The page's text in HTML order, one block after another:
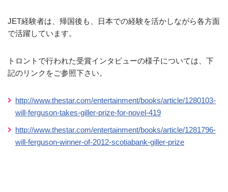
JET経験者は、帰国後も、日本での経験を活かしながら各方面
で活躍しています。
トロントで行われた受賞インタビューの様子については、下
記のリンクをご参照下さい。
http://www.thestar.com/entertainment/books/article/1280103-
will-ferguson-takes-giller-prize-for-novel-419
http://www.thestar.com/entertainment/books/article/1281796-
will-ferguson-winner-of-2012-scotiabank-giller-prize